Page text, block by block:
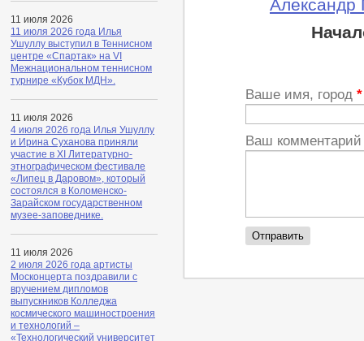
11 июля 2026
11 июля 2026 года Илья
Ушуллу выступил в Теннисном
центре «Спартак» на VI
Межнациональном теннисном
турнире «Кубок МДН».
11 июля 2026
4 июля 2026 года Илья Ушуллу
и Ирина Суханова приняли
участие в XI Литературно-
этнографическом фестивале
«Липец в Даровом», который
состоялся в Коломенско-
Зарайском государственном
музее-заповеднике.
11 июля 2026
2 июля 2026 года артисты
Москонцерта поздравили с
вручением дипломов
выпускников Колледжа
космического машиностроения
и технологий –
«Технологический университет
Александр
Ваше имя, город *
Ваш